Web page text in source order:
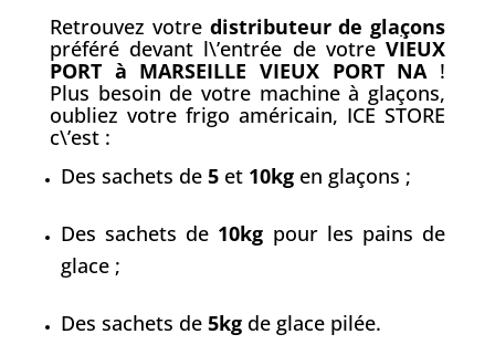
Retrouvez votre distributeur de glaçons
préféré devant l\’entrée de votreVIEUX
PORT à MARSEILLE VIEUX PORT NA!
Plus besoin de votre machine à glaçons,
oubliez votre frigo américain, ICE STORE
c\’est :
Des sachets de 5et 10kgen glaçons ;
Des sachets de 10kg pour les pains de
glace ;
Des sachets de 5kgde glace pilée.